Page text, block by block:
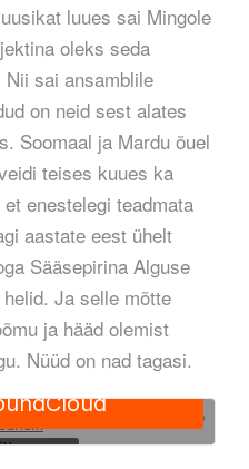
luues sai Mingole
oleks seda
sai ansamblile
on neid sest alates
Soomaal ja Mardu õuel
teises kuues ka
enestelegi teadmata
aastate eest ühelt
Sääsepirina Alguse
Ja selle mõtte
ja hääd olemist
Nüüd on nad tagasi.